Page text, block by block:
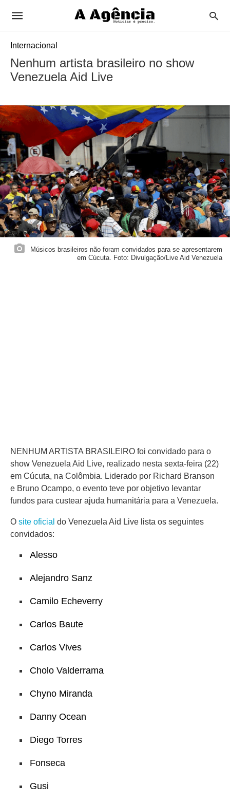
Internacional
Nenhum artista brasileiro no show
Venezuela Aid Live
Músicos brasileiros não foram convidados para se apresentarem
em Cúcuta. Foto: Divulgação/Live Aid Venezuela
NENHUM ARTISTA BRASILEIRO foi convidado para o
show Venezuela Aid Live, realizado nesta sexta-feira (22)
em Cúcuta, na Colômbia. Liderado por Richard Branson
e Bruno Ocampo, o evento teve por objetivo levantar
fundos para custear ajuda humanitária para a Venezuela.
O site oficial do Venezuela Aid Live lista os seguintes
convidados:
Alesso
Alejandro Sanz
Camilo Echeverry
Carlos Baute
Carlos Vives
Cholo Valderrama
Chyno Miranda
Danny Ocean
Diego Torres
Fonseca
Gusi